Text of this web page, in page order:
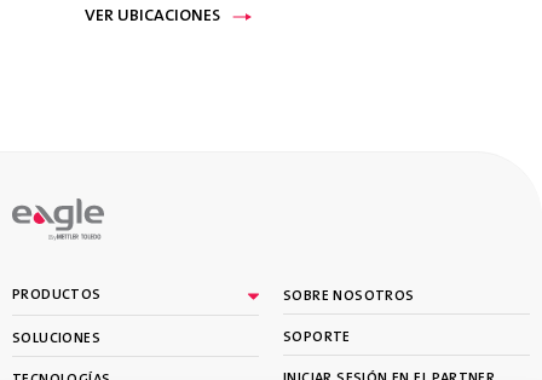
VER UBICACIONES
By
PRODUCTOS
SOLUCIONES
SOBRE NOSOTROS
SOPORTE